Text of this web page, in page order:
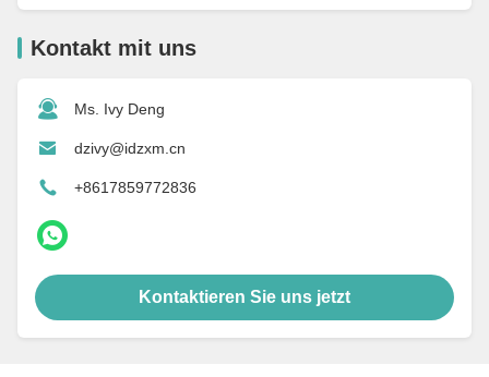
Kontakt mit uns
Ms. Ivy Deng
dzivy@idzxm.cn
+8617859772836
Kontaktieren Sie uns jetzt